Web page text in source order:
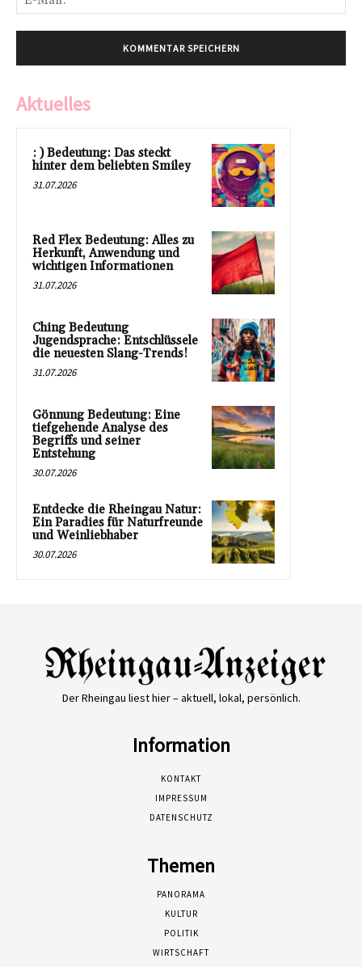
Aktuelles
: ) Bedeutung: Das steckt
hinter dem beliebten Smiley
31.07.2026
Red Flex Bedeutung: Alles zu
Herkunft, Anwendung und
wichtigen Informationen
31.07.2026
Ching Bedeutung
Jugendsprache: Entschlüssele
die neuesten Slang-Trends!
31.07.2026
Gönnung Bedeutung: Eine
tiefgehende Analyse des
Begriffs und seiner
Entstehung
30.07.2026
Entdecke die Rheingau Natur:
Ein Paradies für Naturfreunde
und Weinliebhaber
30.07.2026
Der Rheingau liest hier – aktuell, lokal, persönlich.
Information
KONTAKT
IMPRESSUM
DATENSCHUTZ
Themen
PANORAMA
KULTUR
POLITIK
WIRTSCHAFT